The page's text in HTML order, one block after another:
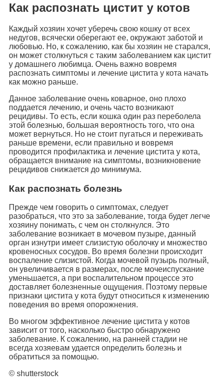
Как распознать цистит у котов
Каждый хозяин хочет уберечь свою кошку от всех
недугов, всячески оберегают ее, окружают заботой и
любовью. Но, к сожалению, как бы хозяин не старался,
он может столкнуться с таким заболеванием как цистит
у домашнего любимца. Очень важно вовремя
распознать симптомы и лечение цистита у кота начать
как можно раньше.
Данное заболевание очень коварное, оно плохо
поддается лечению, и очень часто возникают
рецидивы. То есть, если кошка один раз переболела
этой болезнью, большая вероятность того, что она
может вернуться. Но не стоит пугаться и переживать
раньше времени, если правильно и вовремя
проводится профилактика и лечение цистита у кота,
обращается внимание на симптомы, возникновение
рецидивов снижается до минимума.
Как распознать болезнь
Прежде чем говорить о симптомах, следует
разобраться, что это за заболевание, тогда будет легче
хозяину понимать, с чем он столкнулся. Это
заболевание возникает в мочевом пузыре, данный
орган изнутри имеет слизистую оболочку и множество
кровеносных сосудов. Во время болезни происходит
воспаление слизистой. Когда мочевой пузырь полный,
он увеличивается в размерах, после мочеиспускание
уменьшается, а при воспалительном процессе это
доставляет болезненные ощущения. Поэтому первые
признаки цистита у кота будут относиться к изменению
поведения во время опорожнения.
Во многом эффективное лечение цистита у котов
зависит от того, насколько быстро обнаружено
заболевание. К сожалению, на ранней стадии не
всегда хозяевам удается определить болезнь и
обратиться за помощью.
© shutterstock